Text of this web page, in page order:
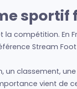
sportif
compétition. En
Stream
un classement,
vient de